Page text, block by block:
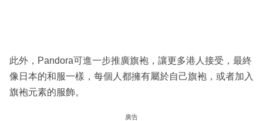
此外，Pandora可進一步推廣旗袍，讓更多港人接受，最終
像日本的和服一樣，每個人都擁有屬於自己旗袍，或者加入
旗袍元素的服飾。
廣告